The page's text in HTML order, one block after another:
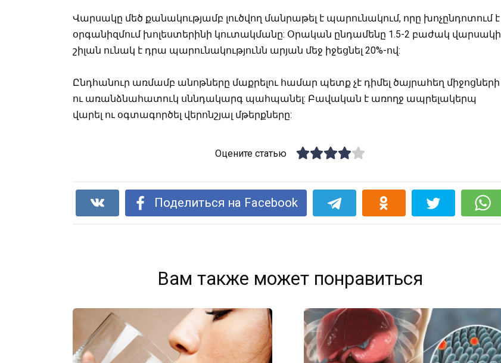
Վարսակը մեծ քանակությամբ լուծվող մանրաթել է պարունակում, որը խոչընդոտում է
օրգանիզմում խոլեստերինի կուտակմանը: Օրական ընդամենը 1.5-2 բաժակ վարսակի
շիլան ունակ է դրա պարունակությունն արյան մեջ իջեցնել 20%-ով:
Ընդհանուր առմամբ անոթները մաքրելու համար պետք չէ դիմել ծայրահեղ միջոցների
ու առանձնահատուկ սննդակարգ պահպանել: Բավական է առողջ ապրելակերպ
վարել ու օգտագործել վերոնշյալ մթերքները:
Оцените статью
Поделиться на Facebook
Вам также может понравиться